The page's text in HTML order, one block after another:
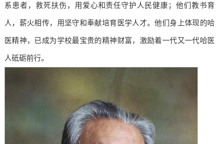
系患者，救死扶伤，用爱心和责任守护人民健康；他们教书育
人，薪火相传，用坚守和奉献培育医学人才。他们身上体现的哈
医精神，已成为学校最宝贵的精神财富，激励着一代又一代哈医
人砥砺前行。